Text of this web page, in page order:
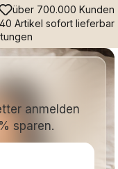
über 700.000 Kunden
Artikel sofort lieferbar
anmelden
sparen.